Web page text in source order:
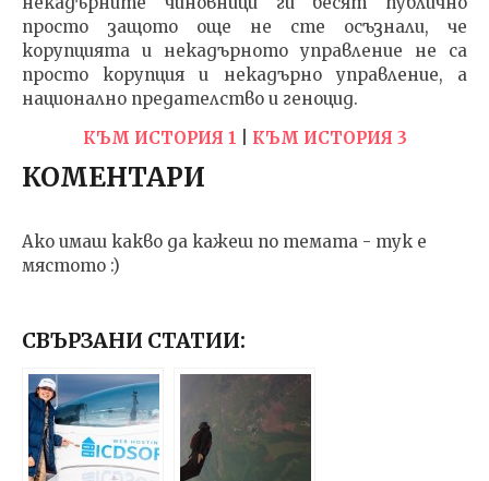
просто защото още не сте осъзнали, че
корупцията и некадърното управление не са
просто корупция и некадърно управление, а
национално предателство и геноцид.
КЪМ ИСТОРИЯ 1
КЪМ ИСТОРИЯ 3
КОМЕНТАРИ
Ако имаш какво да кажеш по темата - тук е
мястото :)
СВЪРЗАНИ СТАТИИ: